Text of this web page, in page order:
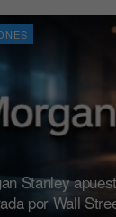
Stanley
por Wall